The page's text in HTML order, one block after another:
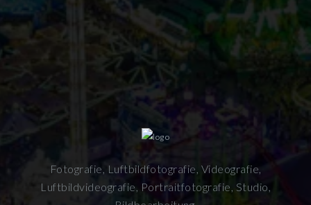
Fotografie, Luftbildfotografie, Videografie,
Luftbildvideografie, Portraitfotografie, Studio,